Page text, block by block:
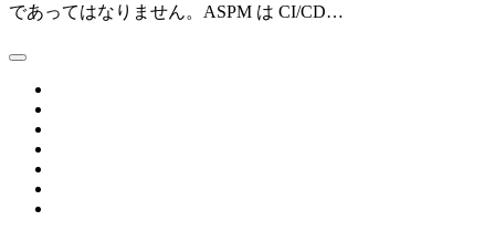
であってはなりません。ASPM は CI/CD…